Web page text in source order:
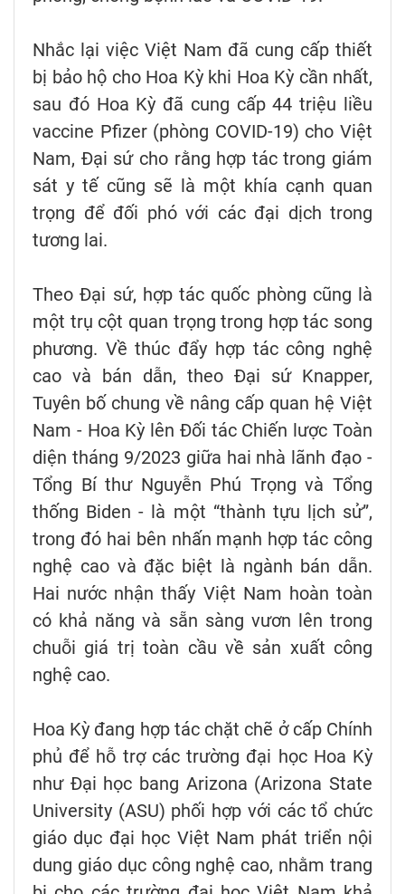
Nhắc lại việc Việt Nam đã cung cấp thiết
bị bảo hộ cho Hoa Kỳ khi Hoa Kỳ cần nhất,
sau đó Hoa Kỳ đã cung cấp 44 triệu liều
vaccine Pfizer (phòng COVID-19) cho Việt
Nam, Đại sứ cho rằng hợp tác trong giám
sát y tế cũng sẽ là một khía cạnh quan
trọng để đối phó với các đại dịch trong
tương lai.
Theo Đại sứ, hợp tác quốc phòng cũng là
một trụ cột quan trọng trong hợp tác song
phương. Về thúc đẩy hợp tác công nghệ
cao và bán dẫn, theo Đại sứ Knapper,
Tuyên bố chung về nâng cấp quan hệ Việt
Nam - Hoa Kỳ lên Đối tác Chiến lược Toàn
diện tháng 9/2023 giữa hai nhà lãnh đạo -
Tổng Bí thư Nguyễn Phú Trọng và Tổng
thống Biden - là một “thành tựu lịch sử”,
trong đó hai bên nhấn mạnh hợp tác công
nghệ cao và đặc biệt là ngành bán dẫn.
Hai nước nhận thấy Việt Nam hoàn toàn
có khả năng và sẵn sàng vươn lên trong
chuỗi giá trị toàn cầu về sản xuất công
nghệ cao.
Hoa Kỳ đang hợp tác chặt chẽ ở cấp Chính
phủ để hỗ trợ các trường đại học Hoa Kỳ
như Đại học bang Arizona (Arizona State
University (ASU) phối hợp với các tổ chức
giáo dục đại học Việt Nam phát triển nội
dung giáo dục công nghệ cao, nhằm trang